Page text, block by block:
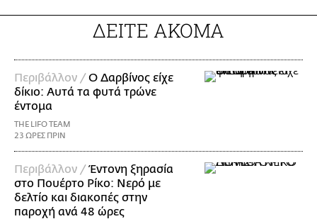
ΔΕΙΤΕ ΑΚΟΜΑ
Περιβάλλον /Ο Δαρβίνος είχε
δίκιο: Αυτά τα φυτά τρώνε
έντομα
THE LIFO TEAM
23 ΩΡΕΣ ΠΡΙΝ
Περιβάλλον /Έντονη ξηρασία
στο Πουέρτο Ρίκο: Νερό με
δελτίο και διακοπές στην
παροχή ανά 48 ώρες